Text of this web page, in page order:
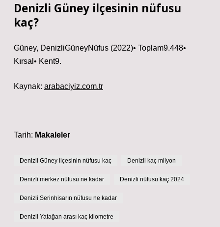
Denizli Güney ilçesinin nüfusu
kaç?
Güney, DenizliGüneyNüfus (2022)• Toplam9.448•
Kırsal• Kent9.
Kaynak: arabaciyiz.com.tr
Tarih: Makaleler
Denizli Güney ilçesinin nüfusu kaç Denizli kaç milyon
Denizli merkez nüfusu ne kadar Denizli nüfusu kaç 2024
Denizli Serinhisarın nüfusu ne kadar
Denizli Yatağan arası kaç kilometre